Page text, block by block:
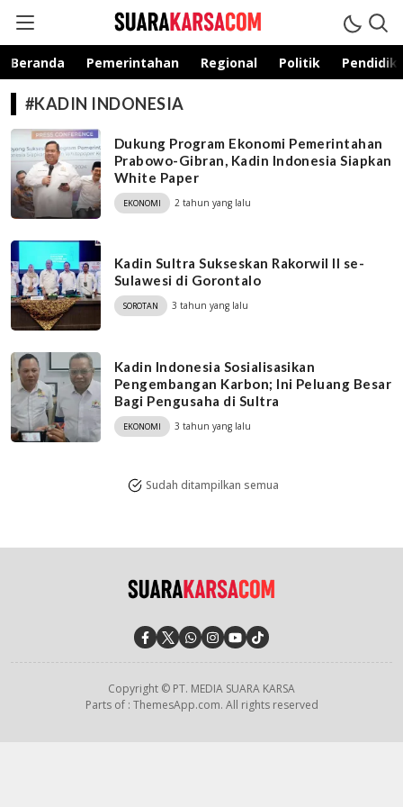
suarakarsa.com
Informasi terpercaya
Beranda Pemerintahan Regional Politik
#KADIN INDONESIA
Dukung Program Ekonomi Pemerintahan
Prabowo-Gibran, Kadin Indonesia Siapkan
White Paper
EKONOMI 2 tahun yang lalu
Kadin Sultra Sukseskan Rakorwil II se-
Sulawesi di Gorontalo
SOROTAN 3 tahun yang lalu
Kadin Indonesia Sosialisasikan
Pengembangan Karbon; Ini Peluang Besar
Bagi Pengusaha di Sultra
EKONOMI 3 tahun yang lalu
Sudah ditampilkan semua
Copyright © PT. MEDIA SUARA KARSA
Parts of : ThemesApp.com. All rights reserved